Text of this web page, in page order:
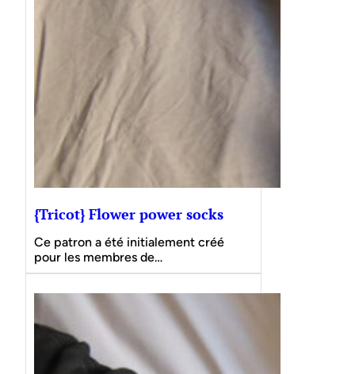
{Tricot} Flower power socks
Ce patron a été initialement créé
pour les membres de…